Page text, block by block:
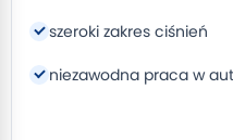
szeroki zakres ciśnień
niezawodna praca w